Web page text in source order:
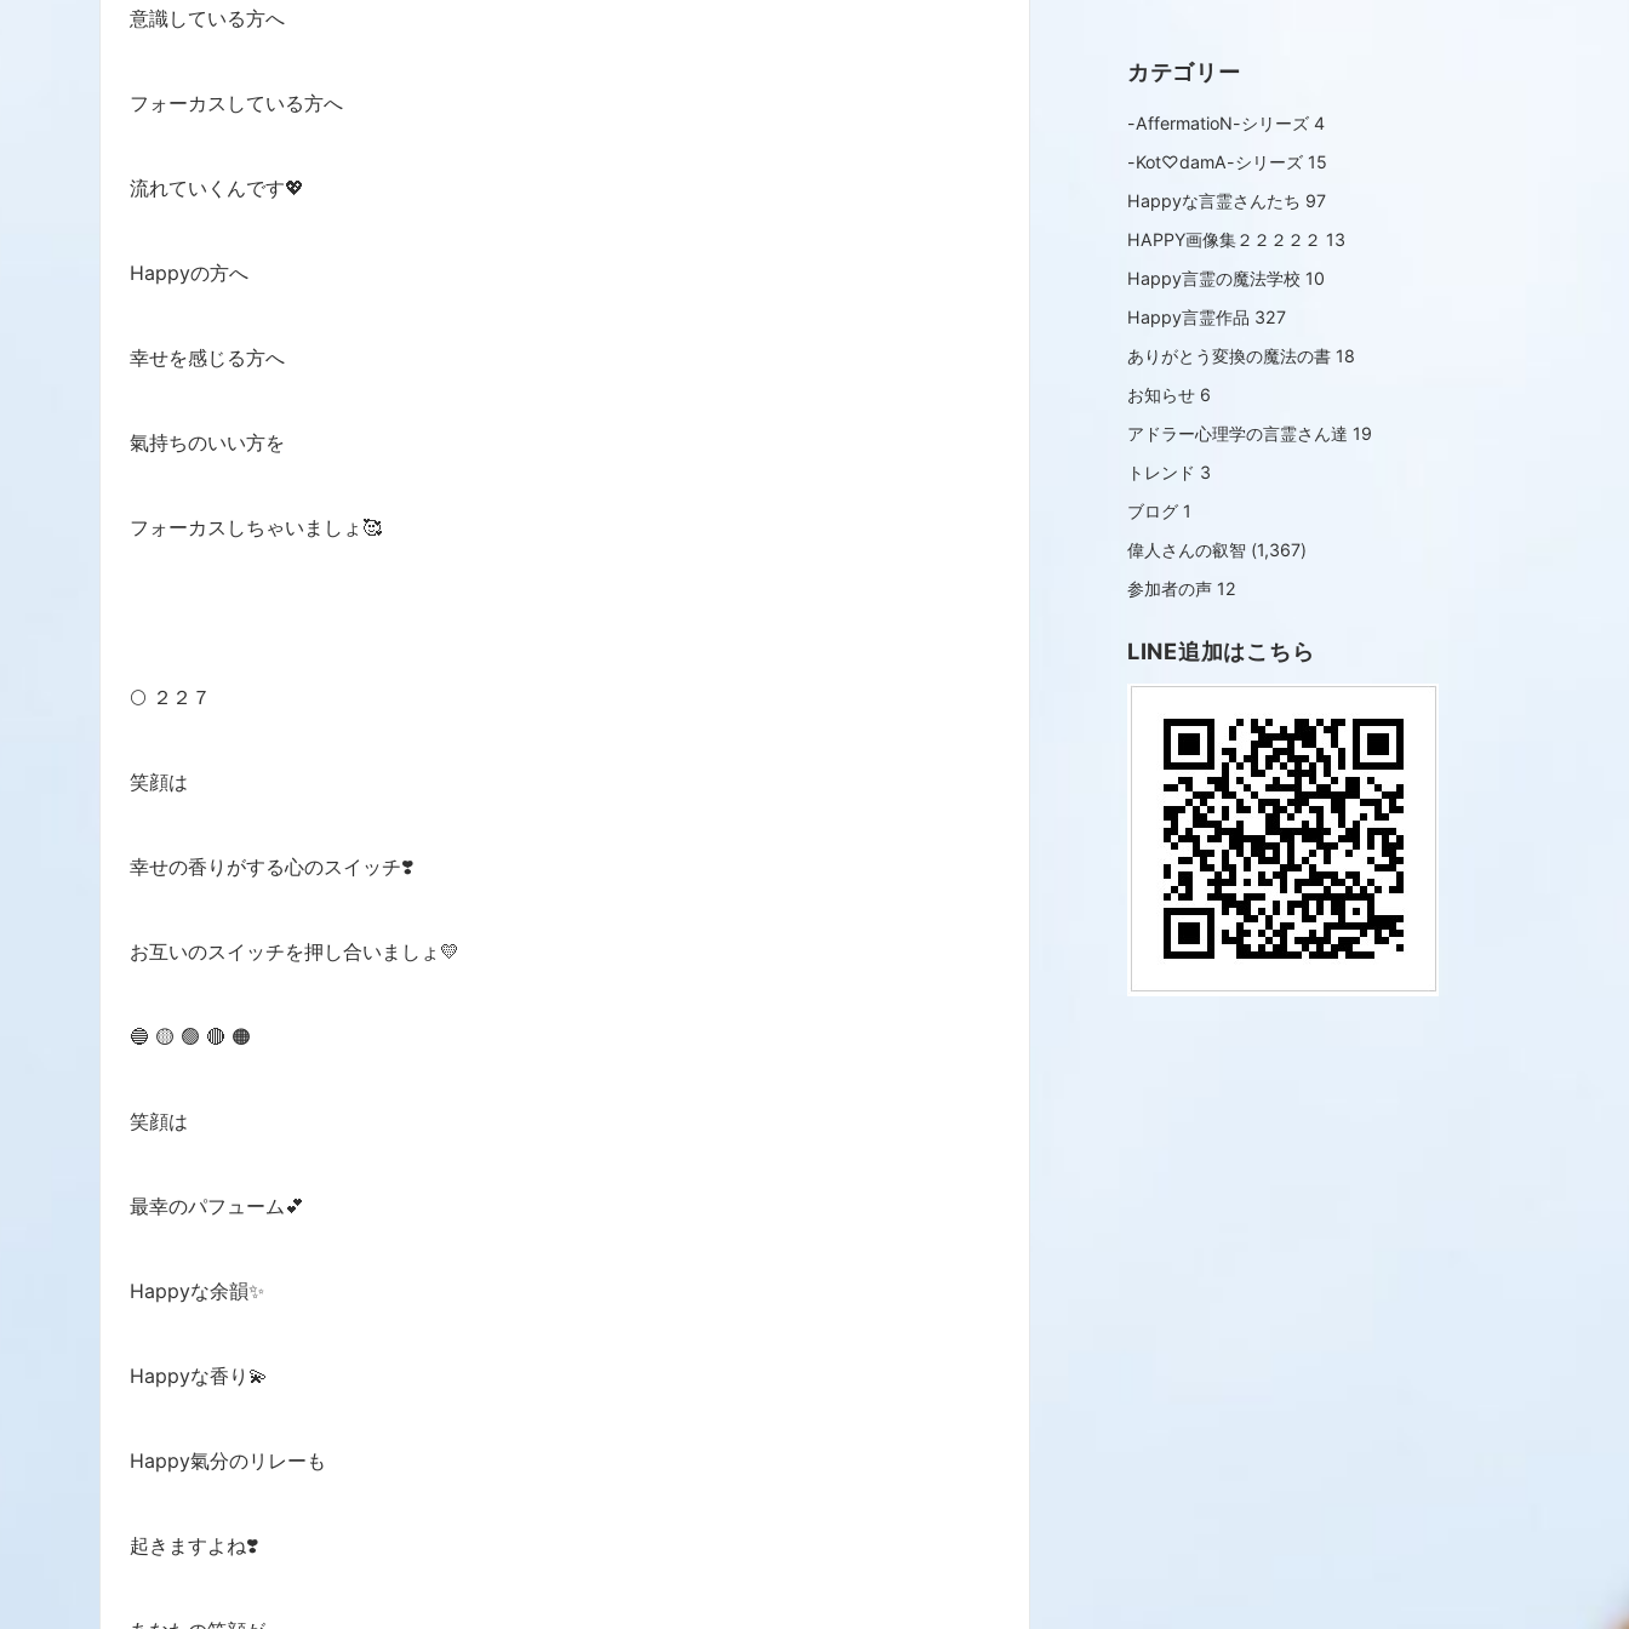
意識している方へ
フォーカスしている方へ
流れていくんです💖
Happyの方へ
幸せを感じる方へ
氣持ちのいい方を
フォーカスしちゃいましょ🥰
🌕 ２２７
笑顔は
幸せの香りがする心のスイッチ❣️
お互いのスイッチを押し合いましょ💛
🔵 🟡 🟢 🔴 🟠
笑顔は
最幸のパフューム💕
Happyな余韻✨
Happyな香り💫
Happy氣分のリレーも
起きますよね❣️
カテゴリー
-AffermatioN-シリーズ 4
-Kot♡damA-シリーズ 15
Happyな言霊さんたち 97
HAPPY画像集２２２２２ 13
Happy言霊の魔法学校 10
Happy言霊作品 327
ありがとう変換の魔法の書 18
お知らせ 6
アドラー心理学の言霊さん達 19
トレンド 3
ブログ 1
偉人さんの叡智 (1,367)
参加者の声 12
LINE追加はこちら